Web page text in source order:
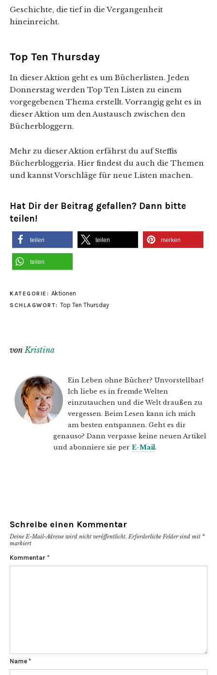
Geschichte, die tief in die Vergangenheit
hineinreicht.
Top Ten Thursday
In dieser Aktion geht es um Bücherlisten. Jeden
Donnerstag werden Top Ten Listen zu einem
vorgegebenen Thema erstellt. Vorrangig geht es in
dieser Aktion um den Austausch zwischen den
Bücherbloggern.
Mehr zu dieser Aktion erfährst du auf Steffis
Bücherbloggeria. Hier findest du auch die Themen
und kannst Vorschläge für neue Listen machen.
Hat Dir der Beitrag gefallen? Dann bitte
teilen!
teilen teilen merken
teilen
KATEGORIE: Aktionen
SCHLAGWORT: Top Ten Thursday
vonKristina
Ein Leben ohne Bücher? Unvorstellbar!
Ich liebe es in fremde Welten
einzutauchen und die Welt draußen zu
vergessen. Beim Lesen kann ich mich
am besten entspannen. Geht es dir
genauso? Dann verpasse keine neuen Artikel
und abonniere sie per E-Mail.
Schreibe einen Kommentar
Deine E-Mail-Adresse wird nicht veröffentlicht. Erforderliche Felder sind mit *
markiert
Kommentar *
Name *